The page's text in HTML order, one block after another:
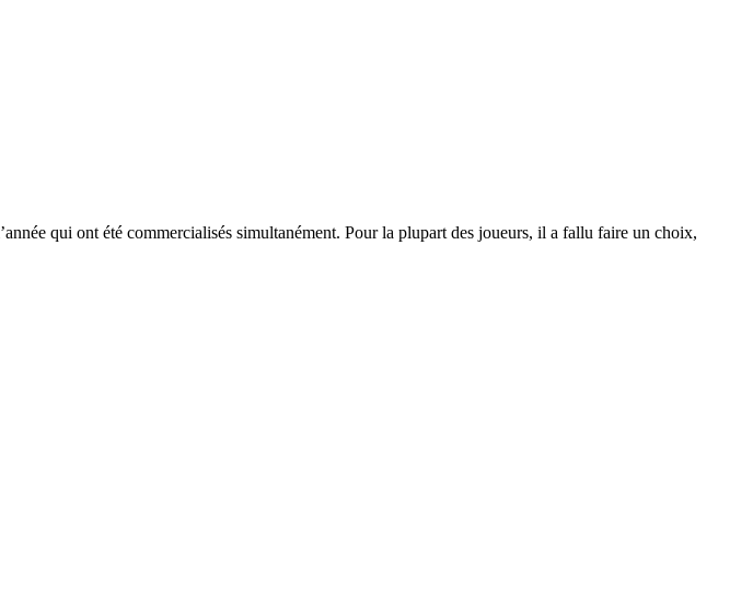
qui ont été commercialisés simultanément. Pour la plupart des joueurs, il a fallu faire un choix,